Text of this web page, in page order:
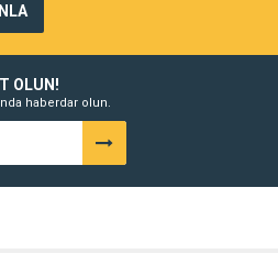
OLUN!
haberdar olun.